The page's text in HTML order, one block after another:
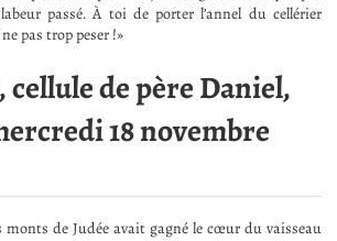
passé. À toi de porter l’annel du cellérier
pas trop peser !»
cellule de père Daniel,
18 novembre
monts de Judée avait gagné le cœur du vaisseau